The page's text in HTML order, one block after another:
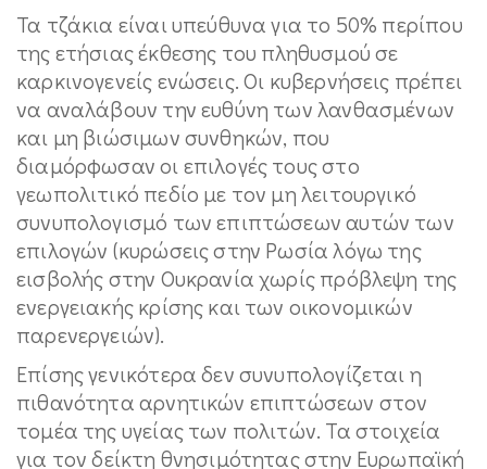
Τα τζάκια είναι υπεύθυνα για το 50% περίπου
της ετήσιας έκθεσης του πληθυσμού σε
καρκινογενείς ενώσεις. Οι κυβερνήσεις πρέπει
να αναλάβουν την ευθύνη των λανθασμένων
και μη βιώσιμων συνθηκών, που
διαμόρφωσαν οι επιλογές τους στο
γεωπολιτικό πεδίο με τον μη λειτουργικό
συνυπολογισμό των επιπτώσεων αυτών των
επιλογών (κυρώσεις στην Ρωσία λόγω της
εισβολής στην Ουκρανία χωρίς πρόβλεψη της
ενεργειακής κρίσης και των οικονομικών
παρενεργειών).
Επίσης γενικότερα δεν συνυπολογίζεται η
πιθανότητα αρνητικών επιπτώσεων στον
τομέα της υγείας των πολιτών. Τα στοιχεία
για τον δείκτη θνησιμότητας στην Ευρωπαϊκή